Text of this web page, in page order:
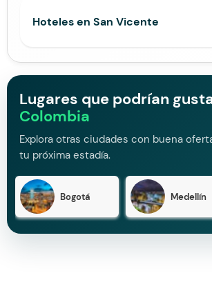
Hoteles en San Vicente
Lugares que podrían
Colombia
Explora otras ciudades con buena
tu próxima estadía.
Bogotá Medellín